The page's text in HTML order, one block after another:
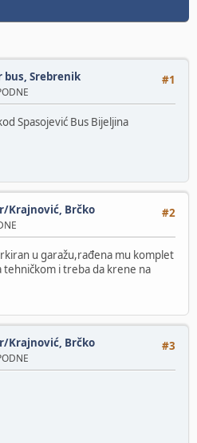
#1
bus, Srebrenik
Spasojević Bus Bijeljina
#2
Krajnović, Brčko
u garažu,rađena mu komplet
tehničkom i treba da krene na
#3
Krajnović, Brčko